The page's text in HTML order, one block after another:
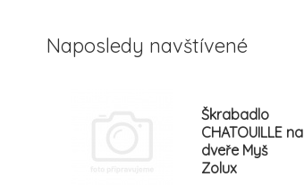
Naposledy navštívené
Škrabadlo
CHATOUILLE na
dveře Myš
Zolux